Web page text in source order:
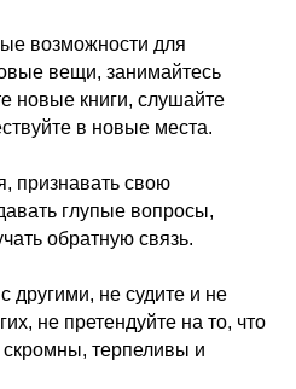
возможности для
вещи, занимайтесь
новые книги, слушайте
в новые места.
признавать свою
глупые вопросы,
обратную связь.
другими, не судите и не
не претендуйте на то, что
скромны, терпеливы и